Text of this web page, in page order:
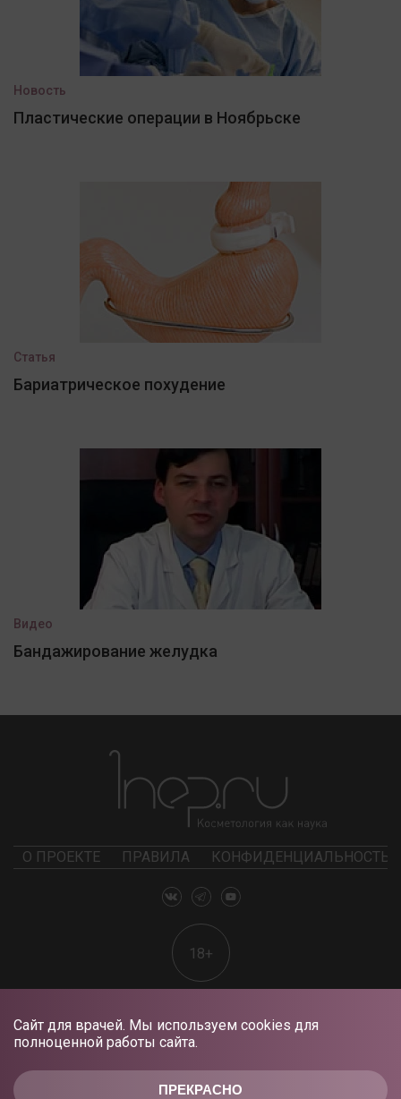
ПРЕКРАСНО
Сайт для врачей. Мы используем cookies для
полноценной работы сайта.
Новость
Пластические операции в Ноябрьске
Статья
Бариатрическое похудение
Видео
Бандажирование желудка
О ПРОЕКТЕ ПРАВИЛА КОНФИДЕНЦИАЛЬНОСТЬ
18+